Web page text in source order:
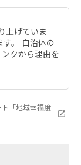
上げていま
。 自治体の
クから理由を
「地域幸福度